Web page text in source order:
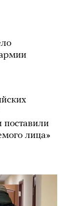
поставили
лица»